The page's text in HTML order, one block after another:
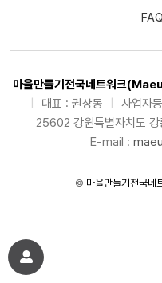
FAQ
마을만들기전국네트워크
대표 : 권상동 사업자
25602 강원특별자치도
E-mail :
© 마을만들기전국네